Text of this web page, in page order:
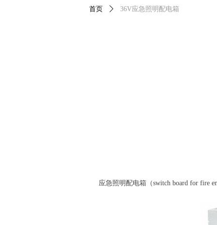
首页 ꄲ 36V应急照明配电箱
应急照明配电箱（switch board for fire